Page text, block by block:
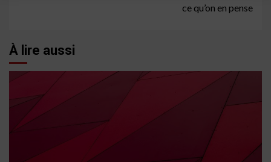
ce qu’on en pense
À lire aussi